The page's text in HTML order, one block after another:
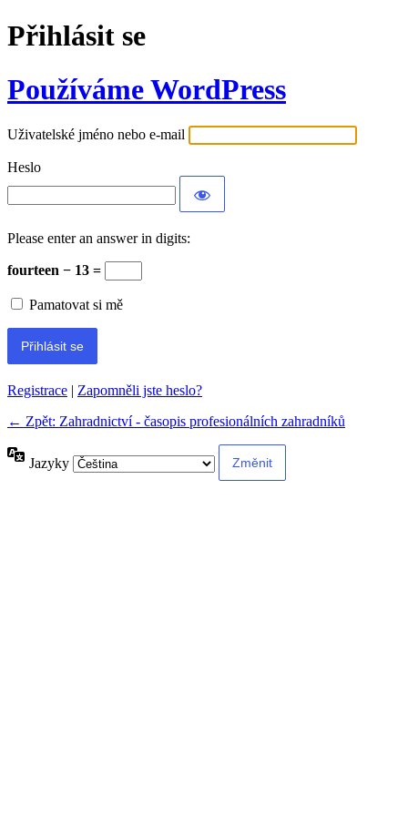
Přihlásit se
Používáme WordPress
Uživatelské jméno nebo e-mail
Heslo
Please enter an answer in digits:
fourteen − 13 =
Pamatovat si mě
Registrace | Zapomněli jste heslo?
← Zpět: Zahradnictví - časopis profesionálních zahradníků
Jazyky